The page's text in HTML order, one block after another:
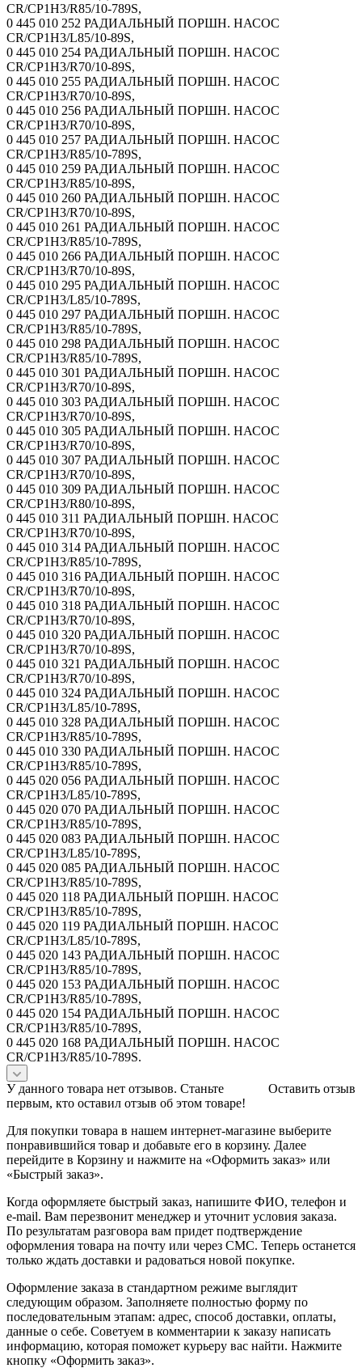
CR/CP1H3/R85/10-789S,
0 445 010 252 РАДИАЛЬНЫЙ ПОРШН. НАСОС
CR/CP1H3/L85/10-89S,
0 445 010 254 РАДИАЛЬНЫЙ ПОРШН. НАСОС
CR/CP1H3/R70/10-89S,
0 445 010 255 РАДИАЛЬНЫЙ ПОРШН. НАСОС
CR/CP1H3/R70/10-89S,
0 445 010 256 РАДИАЛЬНЫЙ ПОРШН. НАСОС
CR/CP1H3/R70/10-89S,
0 445 010 257 РАДИАЛЬНЫЙ ПОРШН. НАСОС
CR/CP1H3/R85/10-789S,
0 445 010 259 РАДИАЛЬНЫЙ ПОРШН. НАСОС
CR/CP1H3/R85/10-89S,
0 445 010 260 РАДИАЛЬНЫЙ ПОРШН. НАСОС
CR/CP1H3/R70/10-89S,
0 445 010 261 РАДИАЛЬНЫЙ ПОРШН. НАСОС
CR/CP1H3/R85/10-789S,
0 445 010 266 РАДИАЛЬНЫЙ ПОРШН. НАСОС
CR/CP1H3/R70/10-89S,
0 445 010 295 РАДИАЛЬНЫЙ ПОРШН. НАСОС
CR/CP1H3/L85/10-789S,
0 445 010 297 РАДИАЛЬНЫЙ ПОРШН. НАСОС
CR/CP1H3/R85/10-789S,
0 445 010 298 РАДИАЛЬНЫЙ ПОРШН. НАСОС
CR/CP1H3/R85/10-789S,
0 445 010 301 РАДИАЛЬНЫЙ ПОРШН. НАСОС
CR/CP1H3/R70/10-89S,
0 445 010 303 РАДИАЛЬНЫЙ ПОРШН. НАСОС
CR/CP1H3/R70/10-89S,
0 445 010 305 РАДИАЛЬНЫЙ ПОРШН. НАСОС
CR/CP1H3/R70/10-89S,
0 445 010 307 РАДИАЛЬНЫЙ ПОРШН. НАСОС
CR/CP1H3/R70/10-89S,
0 445 010 309 РАДИАЛЬНЫЙ ПОРШН. НАСОС
CR/CP1H3/R80/10-89S,
0 445 010 311 РАДИАЛЬНЫЙ ПОРШН. НАСОС
CR/CP1H3/R70/10-89S,
0 445 010 314 РАДИАЛЬНЫЙ ПОРШН. НАСОС
CR/CP1H3/R85/10-789S,
0 445 010 316 РАДИАЛЬНЫЙ ПОРШН. НАСОС
CR/CP1H3/R70/10-89S,
0 445 010 318 РАДИАЛЬНЫЙ ПОРШН. НАСОС
CR/CP1H3/R70/10-89S,
0 445 010 320 РАДИАЛЬНЫЙ ПОРШН. НАСОС
CR/CP1H3/R70/10-89S,
0 445 010 321 РАДИАЛЬНЫЙ ПОРШН. НАСОС
CR/CP1H3/R70/10-89S,
0 445 010 324 РАДИАЛЬНЫЙ ПОРШН. НАСОС
CR/CP1H3/L85/10-789S,
0 445 010 328 РАДИАЛЬНЫЙ ПОРШН. НАСОС
CR/CP1H3/R85/10-789S,
0 445 010 330 РАДИАЛЬНЫЙ ПОРШН. НАСОС
CR/CP1H3/R85/10-789S,
0 445 020 056 РАДИАЛЬНЫЙ ПОРШН. НАСОС
CR/CP1H3/L85/10-789S,
0 445 020 070 РАДИАЛЬНЫЙ ПОРШН. НАСОС
CR/CP1H3/R85/10-789S,
0 445 020 083 РАДИАЛЬНЫЙ ПОРШН. НАСОС
CR/CP1H3/L85/10-789S,
0 445 020 085 РАДИАЛЬНЫЙ ПОРШН. НАСОС
CR/CP1H3/R85/10-789S,
0 445 020 118 РАДИАЛЬНЫЙ ПОРШН. НАСОС
CR/CP1H3/R85/10-789S,
0 445 020 119 РАДИАЛЬНЫЙ ПОРШН. НАСОС
CR/CP1H3/L85/10-789S,
0 445 020 143 РАДИАЛЬНЫЙ ПОРШН. НАСОС
CR/CP1H3/R85/10-789S,
0 445 020 153 РАДИАЛЬНЫЙ ПОРШН. НАСОС
CR/CP1H3/R85/10-789S,
0 445 020 154 РАДИАЛЬНЫЙ ПОРШН. НАСОС
CR/CP1H3/R85/10-789S,
0 445 020 168 РАДИАЛЬНЫЙ ПОРШН. НАСОС
CR/CP1H3/R85/10-789S.
Оставить отзыв
У данного товара нет отзывов. Станьте
первым, кто оставил отзыв об этом товаре!
Для покупки товара в нашем интернет-магазине выберите
понравившийся товар и добавьте его в корзину. Далее
перейдите в Корзину и нажмите на «Оформить заказ» или
«Быстрый заказ».
Когда оформляете быстрый заказ, напишите ФИО, телефон и
e-mail. Вам перезвонит менеджер и уточнит условия заказа.
По результатам разговора вам придет подтверждение
оформления товара на почту или через СМС. Теперь останется
только ждать доставки и радоваться новой покупке.
Оформление заказа в стандартном режиме выглядит
следующим образом. Заполняете полностью форму по
последовательным этапам: адрес, способ доставки, оплаты,
данные о себе. Советуем в комментарии к заказу написать
информацию, которая поможет курьеру вас найти. Нажмите
кнопку «Оформить заказ».